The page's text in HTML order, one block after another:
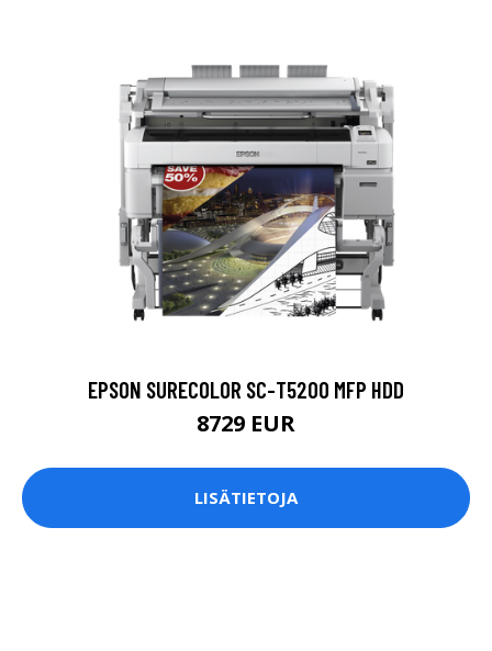
EPSON SURECOLOR SC-T5200 MFP HDD
8729 EUR
LISÄTIETOJA